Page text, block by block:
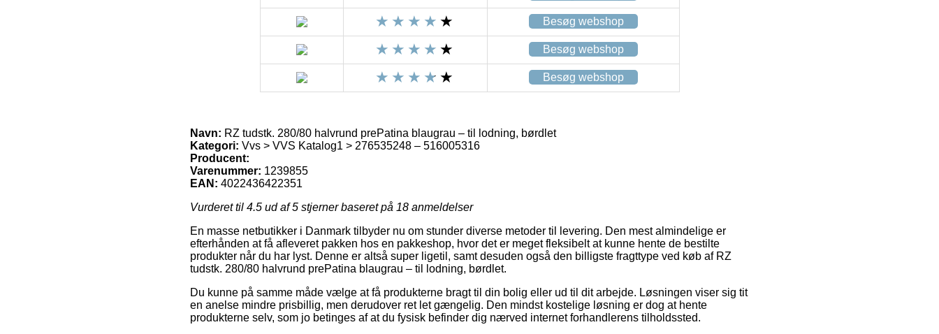
Besøg webshop
Besøg webshop
Besøg webshop
Navn: RZ tudstk. 280/80 halvrund prePatina blaugrau – til lodning, børdlet
Kategori: Vvs > VVS Katalog1 > 276535248 – 516005316
Producent:
Varenummer: 1239855
EAN: 4022436422351
Vurderet til 4.5 ud af 5 stjerner baseret på 18 anmeldelser
En masse netbutikker i Danmark tilbyder nu om stunder diverse metoder til levering. Den mest almindelige er
efterhånden at få afleveret pakken hos en pakkeshop, hvor det er meget fleksibelt at kunne hente de bestilte
produkter når du har lyst. Denne er altså super ligetil, samt desuden også den billigste fragttype ved køb af RZ
tudstk. 280/80 halvrund prePatina blaugrau – til lodning, børdlet.
Du kunne på samme måde vælge at få produkterne bragt til din bolig eller ud til dit arbejde. Løsningen viser sig tit
en anelse mindre prisbillig, men derudover ret let gængelig. Den mindst kostelige løsning er dog at hente
produkterne selv, som jo betinges af at du fysisk befinder dig nærved internet forhandlerens tilholdssted.